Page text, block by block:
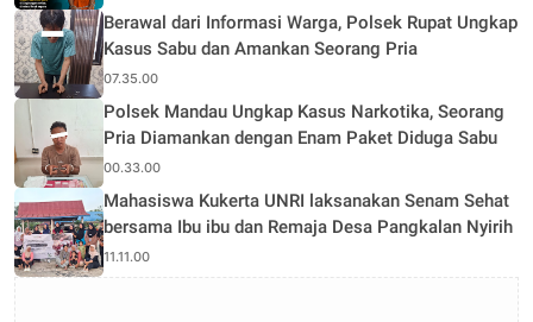
Berawal dari Informasi Warga, Polsek Rupat Ungkap
Kasus Sabu dan Amankan Seorang Pria
07.35.00
Polsek Mandau Ungkap Kasus Narkotika, Seorang
Pria Diamankan dengan Enam Paket Diduga Sabu
00.33.00
Mahasiswa Kukerta UNRI laksanakan Senam Sehat
bersama Ibu ibu dan Remaja Desa Pangkalan Nyirih
11.11.00